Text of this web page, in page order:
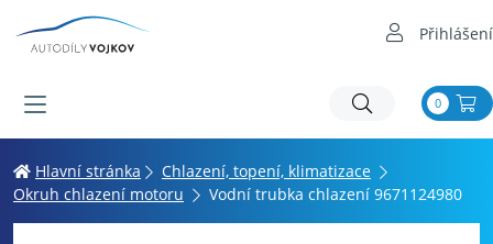
Přihlášení
0
Hlavní stránka
Chlazení, topení, klimatizace
Okruh chlazení motoru
Vodní trubka chlazení 9671124980